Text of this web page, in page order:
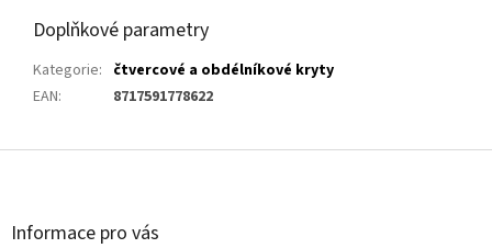
Doplňkové parametry
Kategorie: čtvercové a obdélníkové kryty
EAN: 8717591778622
Z
Informace pro vás